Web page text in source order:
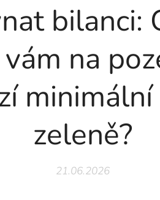
bilanci:
na
zeleně?
21.06.2026